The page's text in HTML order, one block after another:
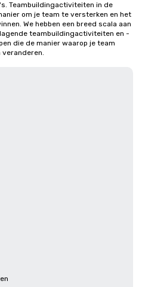
Teambuildingactiviteiten in de
om je team te versterken en het
We hebben een breed scala aan
teambuildingactiviteiten en -
die de manier waarop je team
veranderen.